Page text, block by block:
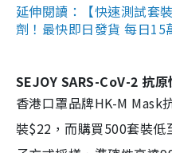
延伸閱讀：【快速測試套
劑！最快即日發貨 每日15
SEJOY SARS-CoV-2 抗
香港口罩品牌HK-M Mask
裝$22，而購買500套裝